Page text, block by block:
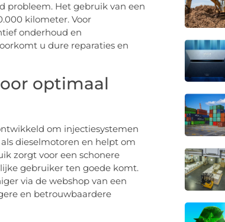
probleem. Het gebruik van een
kilometer. Voor
onderhoud en
u dure reparaties en
optimaal
om injectiesystemen
dieselmotoren en helpt om
zorgt voor een schonere
gebruiker ten goede komt.
via de webshop van een
en betrouwbaardere